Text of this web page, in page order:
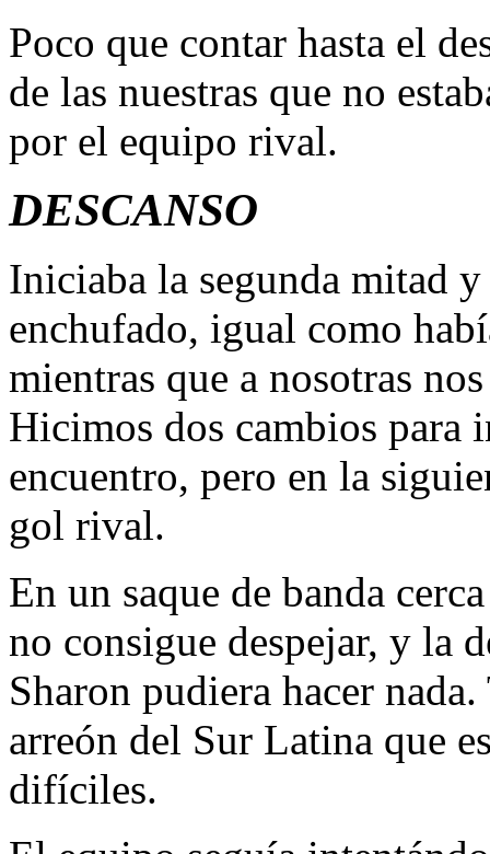
Poco que contar hasta el
de las nuestras que no
por el equipo rival.
DESCANSO
Iniciaba la segunda mitad
enchufado, igual como
mientras que a nosotras
Hicimos dos cambios para
encuentro, pero en la
gol rival.
En un saque de banda
no consigue despejar, y la
Sharon pudiera hacer
arreón del Sur Latina que
difíciles.